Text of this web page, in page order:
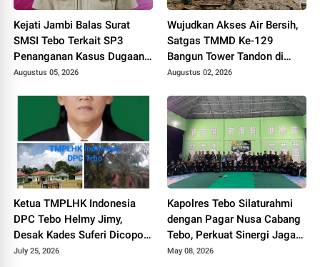
Kejati Jambi Balas Surat
SMSI Tebo Terkait SP3
Penanganan Kasus Dugaan
Korupsi di DPUPR Tebo Rp
Augustus 05, 2026
Wujudkan Akses Air Bersih,
Satgas TMMD Ke-129
Bangun Tower Tandon di
Desa Tanjung Agung
Augustus 02, 2026
Ketua TMPLHK Indonesia
DPC Tebo Helmy Jimy,
Desak Kades Suferi Dicopot
Tidak Hormat, Pemkab Tebo
July 25, 2026
Kapolres Tebo Silaturahmi
dengan Pagar Nusa Cabang
Tebo, Perkuat Sinergi Jaga
Kamtibmas
May 08, 2026